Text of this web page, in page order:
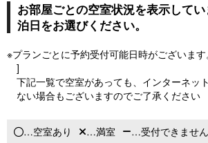
お部屋ごとの空室状況を表示して
泊日をお選びください。
※プランごとに予約受付可能日時がございま
]
下記一覧で空室があっても、インターネッ
ない場合もございますのでご了承ください
…空室あり …満室 …受付できません